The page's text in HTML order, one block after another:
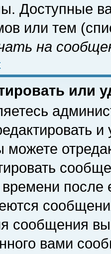
Доступные
или тем
на
или
и
времени
сообщения
вами